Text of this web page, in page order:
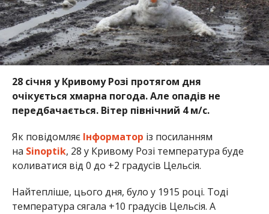
28 січня у Кривому Розі протягом дня
очікується хмарна погода. Але опадів не
передбачається. Вітер північний 4 м/с.
Як повідомляє Інформатор із посиланням
на Sinoptik, 28 у Кривому Розі температура буде
коливатися від 0 до +2 градусів Цельсія.
Найтепліше, цього дня, було у 1915 році. Тоді
температура сягала +10 градусів Цельсія. А